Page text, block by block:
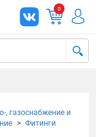
0
, газоснабжение и
Фитинги